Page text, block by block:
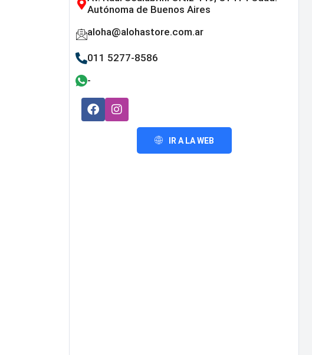
Autónoma de Buenos Aires
aloha@alohastore.com.ar
011 5277-8586
-
IR A LA WEB